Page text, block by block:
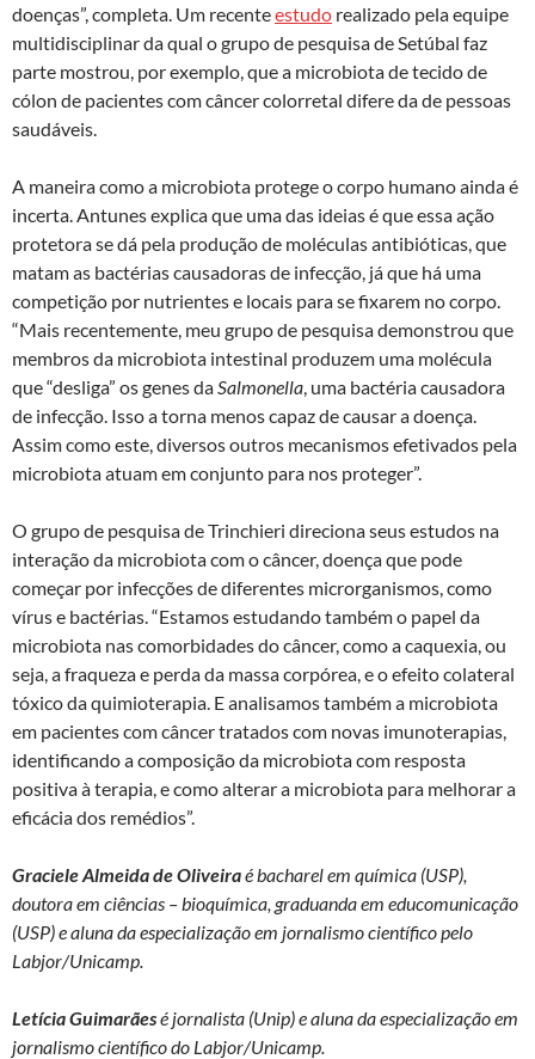
doenças”, completa. Um recenteestudo realizado pela equipe
multidisciplinar da qual o grupo de pesquisa de Setúbal faz
parte mostrou, por exemplo, que a microbiota de tecido de
cólon de pacientes com câncer colorretal difere da de pessoas
saudáveis.
A maneira como a microbiota protege o corpo humano ainda é
incerta. Antunes explica que uma das ideias é que essa ação
protetora se dá pela produção de moléculas antibióticas, que
matam as bactérias causadoras de infecção, já que há uma
competição por nutrientes e locais para se fixarem no corpo.
“Mais recentemente, meu grupo de pesquisa demonstrou que
membros da microbiota intestinal produzem uma molécula
que “desliga” os genes daSalmonella, uma bactéria causadora
de infecção. Isso a torna menos capaz de causar a doença.
Assim como este, diversos outros mecanismos efetivados pela
microbiota atuam em conjunto para nos proteger”.
O grupo de pesquisa de Trinchieri direciona seus estudos na
interação da microbiota com o câncer, doença que pode
começar por infecções de diferentes microrganismos, como
vírus e bactérias. “Estamos estudando também o papel da
microbiota nas comorbidades do câncer, como a caquexia, ou
seja, a fraqueza e perda da massa corpórea, e o efeito colateral
tóxico da quimioterapia. E analisamos também a microbiota
em pacientes com câncer tratados com novas imunoterapias,
identificando a composição da microbiota com resposta
positiva à terapia, e como alterar a microbiota para melhorar a
eficácia dos remédios”.
Graciele Almeida de Oliveiraé bacharel em química (USP),
doutora em ciências – bioquímica, graduanda em educomunicação
(USP) e aluna da especialização em jornalismo científico pelo
Labjor/Unicamp.
Letícia Guimarãesé jornalista (Unip) e aluna da especialização em
jornalismo científico do Labjor/Unicamp.